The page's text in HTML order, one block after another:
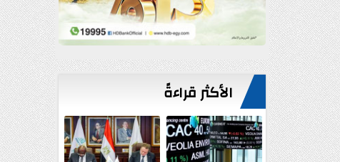
الأكثر قراءةً